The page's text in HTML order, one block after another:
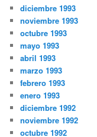
diciembre 1993
noviembre 1993
octubre 1993
mayo 1993
abril 1993
marzo 1993
febrero 1993
enero 1993
diciembre 1992
noviembre 1992
octubre 1992